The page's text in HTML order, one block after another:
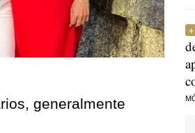
generalmente